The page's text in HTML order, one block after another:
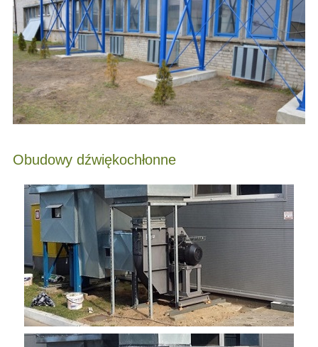
Obudowy dźwiękochłonne